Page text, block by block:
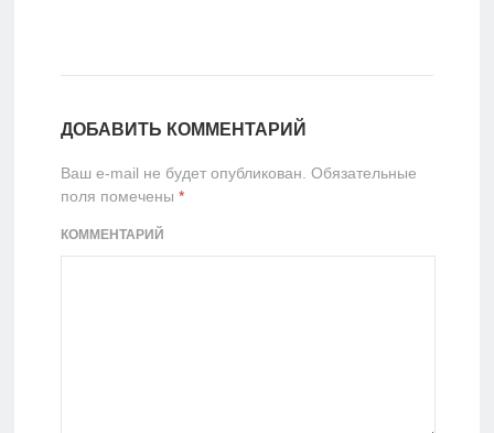
ДОБАВИТЬ КОММЕНТАРИЙ
Ваш e-mail не будет опубликован. Обязательные
поля помечены *
КОММЕНТАРИЙ